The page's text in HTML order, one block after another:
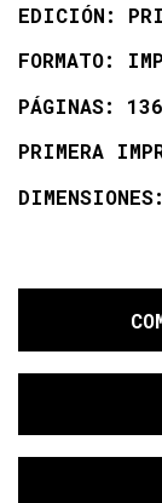
EDICIÓN:
FORMATO:
PÁGINAS: 136
PRIMERA